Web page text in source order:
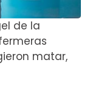
de la
matar,